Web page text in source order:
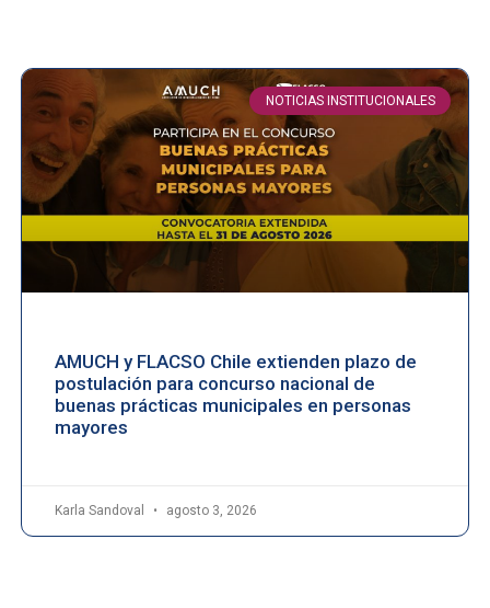
NOTICIAS INSTITUCIONALES
AMUCH y FLACSO Chile extienden plazo de
postulación para concurso nacional de
buenas prácticas municipales en personas
mayores
Karla Sandoval agosto 3, 2026